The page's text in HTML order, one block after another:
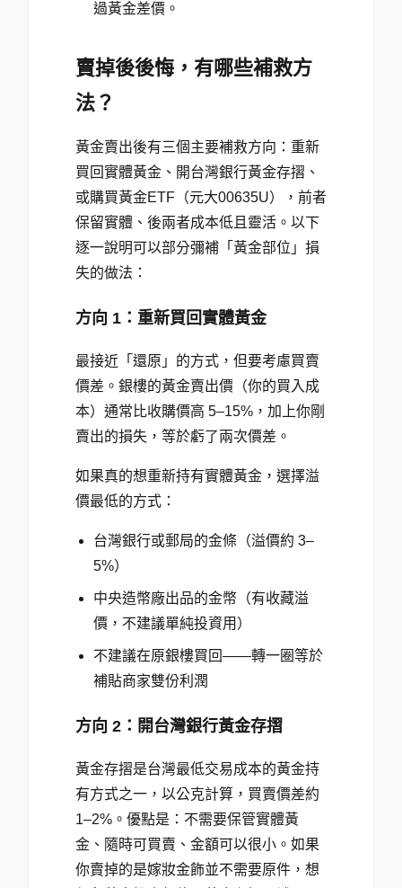
過黃金差價。
賣掉後後悔，有哪些補救方
法？
黃金賣出後有三個主要補救方向：重新
買回實體黃金、開台灣銀行黃金存摺、
或購買黃金ETF（元大00635U），前者
保留實體、後兩者成本低且靈活。以下
逐一說明可以部分彌補「黃金部位」損
失的做法：
方向 1：重新買回實體黃金
最接近「還原」的方式，但要考慮買賣
價差。銀樓的黃金賣出價（你的買入成
本）通常比收購價高 5–15%，加上你剛
賣出的損失，等於虧了兩次價差。
如果真的想重新持有實體黃金，選擇溢
價最低的方式：
台灣銀行或郵局的金條（溢價約 3–
5%）
中央造幣廠出品的金幣（有收藏溢
價，不建議單純投資用）
不建議在原銀樓買回——轉一圈等於
補貼商家雙份利潤
方向 2：開台灣銀行黃金存摺
黃金存摺是台灣最低交易成本的黃金持
有方式之一，以公克計算，買賣價差約
1–2%。優點是：不需要保管實體黃
金、隨時可買賣、金額可以很小。如果
你賣掉的是嫁妝金飾並不需要原件，想